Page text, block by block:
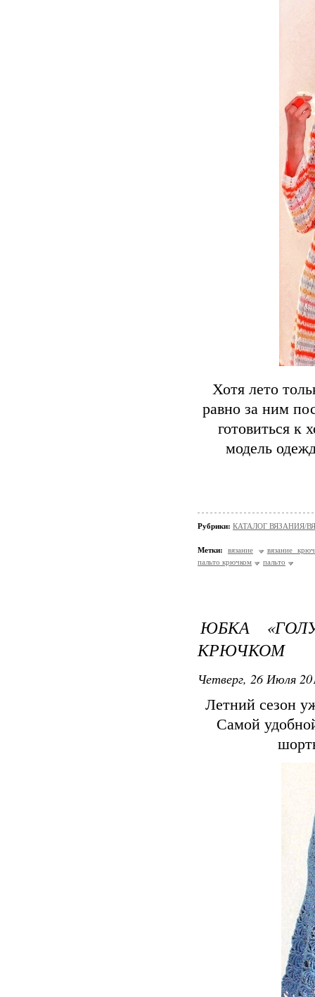
Хотя лето
равно за ним
готовиться к
модель
Рубрики: КАТАЛОГ ВЯЗАНИЯ/
Метки: вязание
вязание
пальто крючком
пальто
ЮБКА
КРЮЧКОМ
Четверг, 26 Июля
Летний сезон
Самой